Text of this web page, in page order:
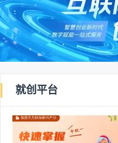
就创平台